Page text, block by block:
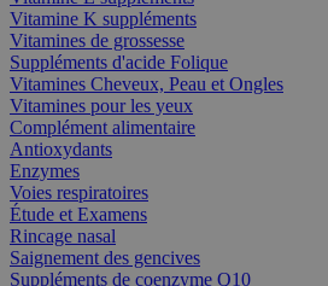
Vitamine K suppléments
Vitamines de grossesse
Suppléments d'acide Folique
Vitamines Cheveux, Peau et Ongles
Vitamines pour les yeux
Complément alimentaire
Antioxydants
Enzymes
Voies respiratoires
Étude et Examens
Rincage nasal
Saignement des gencives
Suppléments de coenzyme Q10